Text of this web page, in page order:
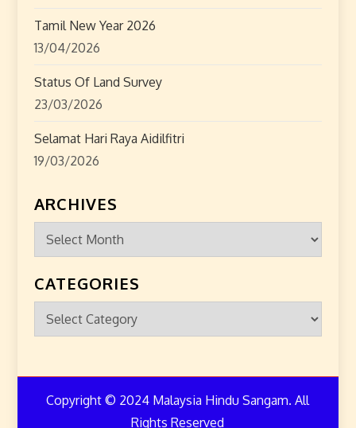
Tamil New Year 2026
13/04/2026
Status Of Land Survey
23/03/2026
Selamat Hari Raya Aidilfitri
19/03/2026
ARCHIVES
Archives
CATEGORIES
Categories
Copyright © 2024 Malaysia Hindu Sangam. All
Rights Reserved